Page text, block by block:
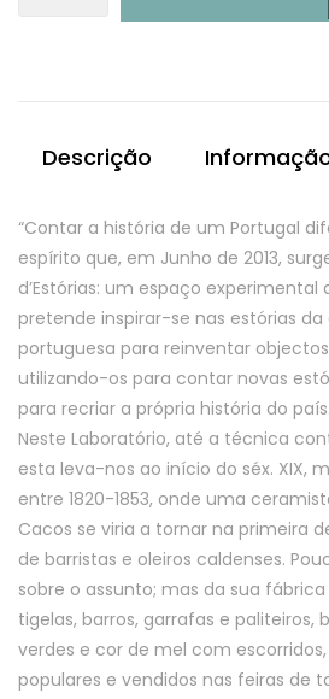
Descrição
“Contar a história de um Portugal
espírito que, em Junho de 2013,
d’Estórias: um espaço experimental
pretende inspirar-se nas estórias
portuguesa para reinventar
utilizando-os para contar novas
para recriar a própria história do país.
Neste Laboratório, até a técnica
esta leva-nos ao início do séx. XIX,
entre 1820-1853, onde uma
Cacos se viria a tornar na primeira
de barristas e oleiros caldenses.
sobre o assunto; mas da sua
tigelas, barros, garrafas e paliteiros,
verdes e cor de mel com
populares e vendidos nas feiras de